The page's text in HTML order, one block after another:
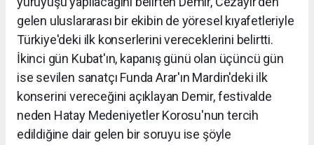
gelen uluslararası bir ekibin de yöresel kıyafetleriyle
Türkiye'deki ilk konserlerini vereceklerini belirtti.
İkinci gün Kubat'ın, kapanış günü olan üçüncü gün
ise sevilen sanatçı Funda Arar'ın Mardin'deki ilk
konserini vereceğini açıklayan Demir, festivalde
neden Hatay Medeniyetler Korosu'nun tercih
edildiğine dair gelen bir soruyu ise şöyle